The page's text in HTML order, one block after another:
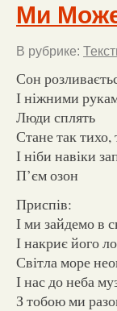
Ми
В рубрике:
Сон
І ніжними
Люди сплять
Стане так тихо,
І ніби навіки
П’єм озон
Приспів:
І ми зайдемо в
І накриє його
Світла море
І нас до неба
З тобою ми